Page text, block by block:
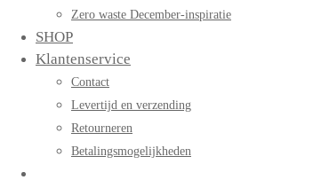
Zero waste December-inspiratie
SHOP
Klantenservice
Contact
Levertijd en verzending
Retourneren
Betalingsmogelijkheden